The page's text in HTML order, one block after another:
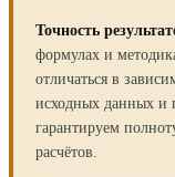
Точность
формулах и
отличаться в
исходных данных и
гарантируем
расчётов.